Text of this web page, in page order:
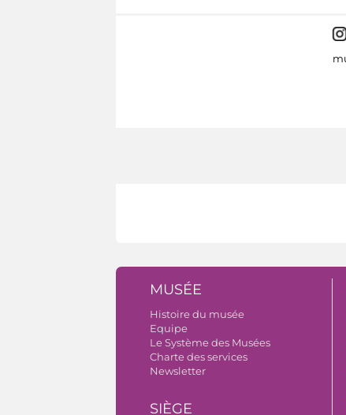
MUSÉE
Histoire du musée
Equipe
Le Système des Musées
Charte des services
Newsletter
SIÈGE